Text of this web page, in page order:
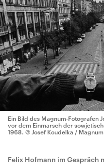
Ein Bild des Magnum-Fotografen
vor dem Einmarsch der
1968. © Josef Koudelka / Magnum
Felix Hofmann im Gespräch